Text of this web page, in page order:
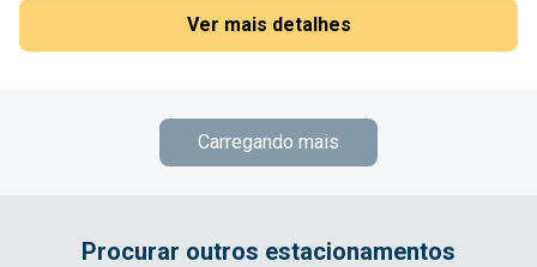
Ver mais detalhes
Carregando mais
Procurar outros estacionamentos